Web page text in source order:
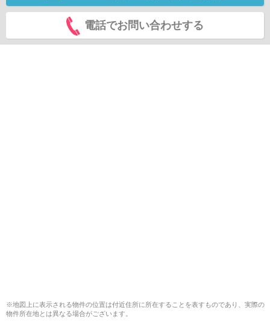
電話でお問い合わせする
※地図上に表示される物件の位置は付近住所に所在することを表すものであり、実際の
物件所在地とは異なる場合がございます。